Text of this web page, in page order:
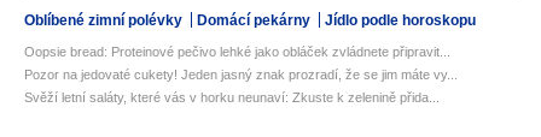
Oblíbené zimní polévky Domácí pekárny Jídlo podle horoskopu
Oopsie bread: Proteinové pečivo lehké jako obláček zvládnete připravit...
Pozor na jedovaté cukety! Jeden jasný znak prozradí, že se jim máte vy...
Svěží letní saláty, které vás v horku neunaví: Zkuste k zelenině přida...